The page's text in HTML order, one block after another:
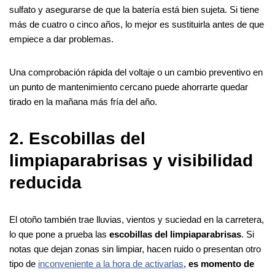
sulfato y asegurarse de que la batería está bien sujeta. Si tiene
más de cuatro o cinco años, lo mejor es sustituirla antes de que
empiece a dar problemas.
Una comprobación rápida del voltaje o un cambio preventivo en
un punto de mantenimiento cercano puede ahorrarte quedar
tirado en la mañana más fría del año.
2. Escobillas del
limpiaparabrisas y visibilidad
reducida
El otoño también trae lluvias, vientos y suciedad en la carretera,
lo que pone a prueba las escobillas del limpiaparabrisas. Si
notas que dejan zonas sin limpiar, hacen ruido o presentan otro
tipo de inconveniente a la hora de activarlas, es momento de